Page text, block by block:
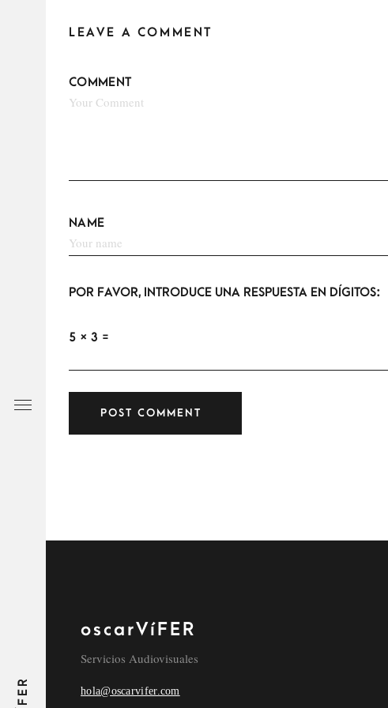
LEAVE A COMMENT
COMMENT
NAME
POR FAVOR, INTRODUCE UNA RESPUESTA EN DÍGITOS:
5 × 3 =
oscarVíFER
Servicios Audiovisuales
hola@oscarvifer.com